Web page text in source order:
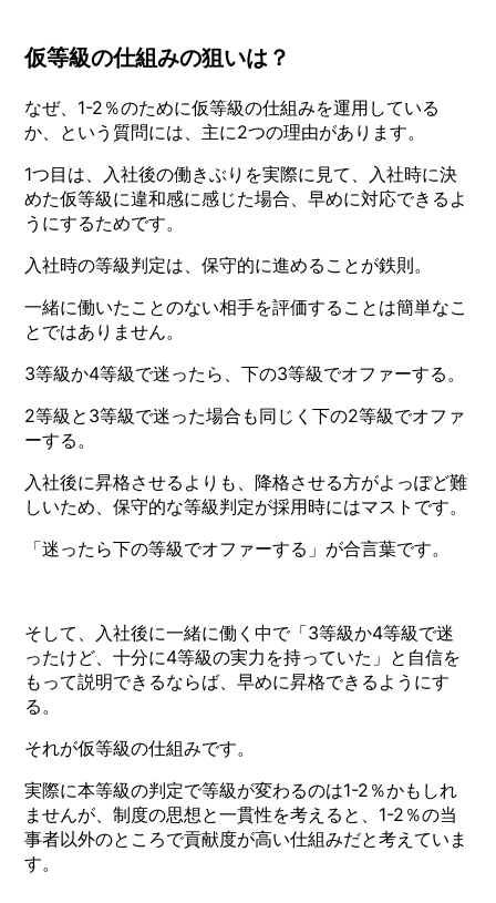
仮等級の仕組みの狙いは？
なぜ、1-2％のために仮等級の仕組みを運用している
か、という質問には、主に2つの理由があります。
1つ目は、入社後の働きぶりを実際に見て、入社時に決
めた仮等級に違和感に感じた場合、早めに対応できるよ
うにするためです。
入社時の等級判定は、保守的に進めることが鉄則。
一緒に働いたことのない相手を評価することは簡単なこ
とではありません。
3等級か4等級で迷ったら、下の3等級でオファーする。
2等級と3等級で迷った場合も同じく下の2等級でオファ
ーする。
入社後に昇格させるよりも、降格させる方がよっぽど難
しいため、保守的な等級判定が採用時にはマストです。
「迷ったら下の等級でオファーする」が合言葉です。
そして、入社後に一緒に働く中で「3等級か4等級で迷
ったけど、十分に4等級の実力を持っていた」と自信を
もって説明できるならば、早めに昇格できるようにす
る。
それが仮等級の仕組みです。
実際に本等級の判定で等級が変わるのは1-2％かもしれ
ませんが、制度の思想と一貫性を考えると、1-2％の当
事者以外のところで貢献度が高い仕組みだと考えていま
す。